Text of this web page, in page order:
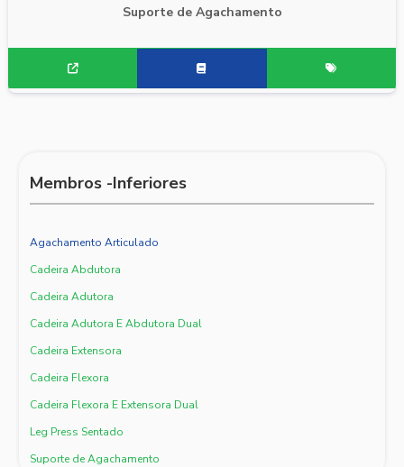
Suporte de Agachamento
Membros -Inferiores
Agachamento Articulado
Cadeira Abdutora
Cadeira Adutora
Cadeira Adutora E Abdutora Dual
Cadeira Extensora
Cadeira Flexora
Cadeira Flexora E Extensora Dual
Leg Press Sentado
Suporte de Agachamento